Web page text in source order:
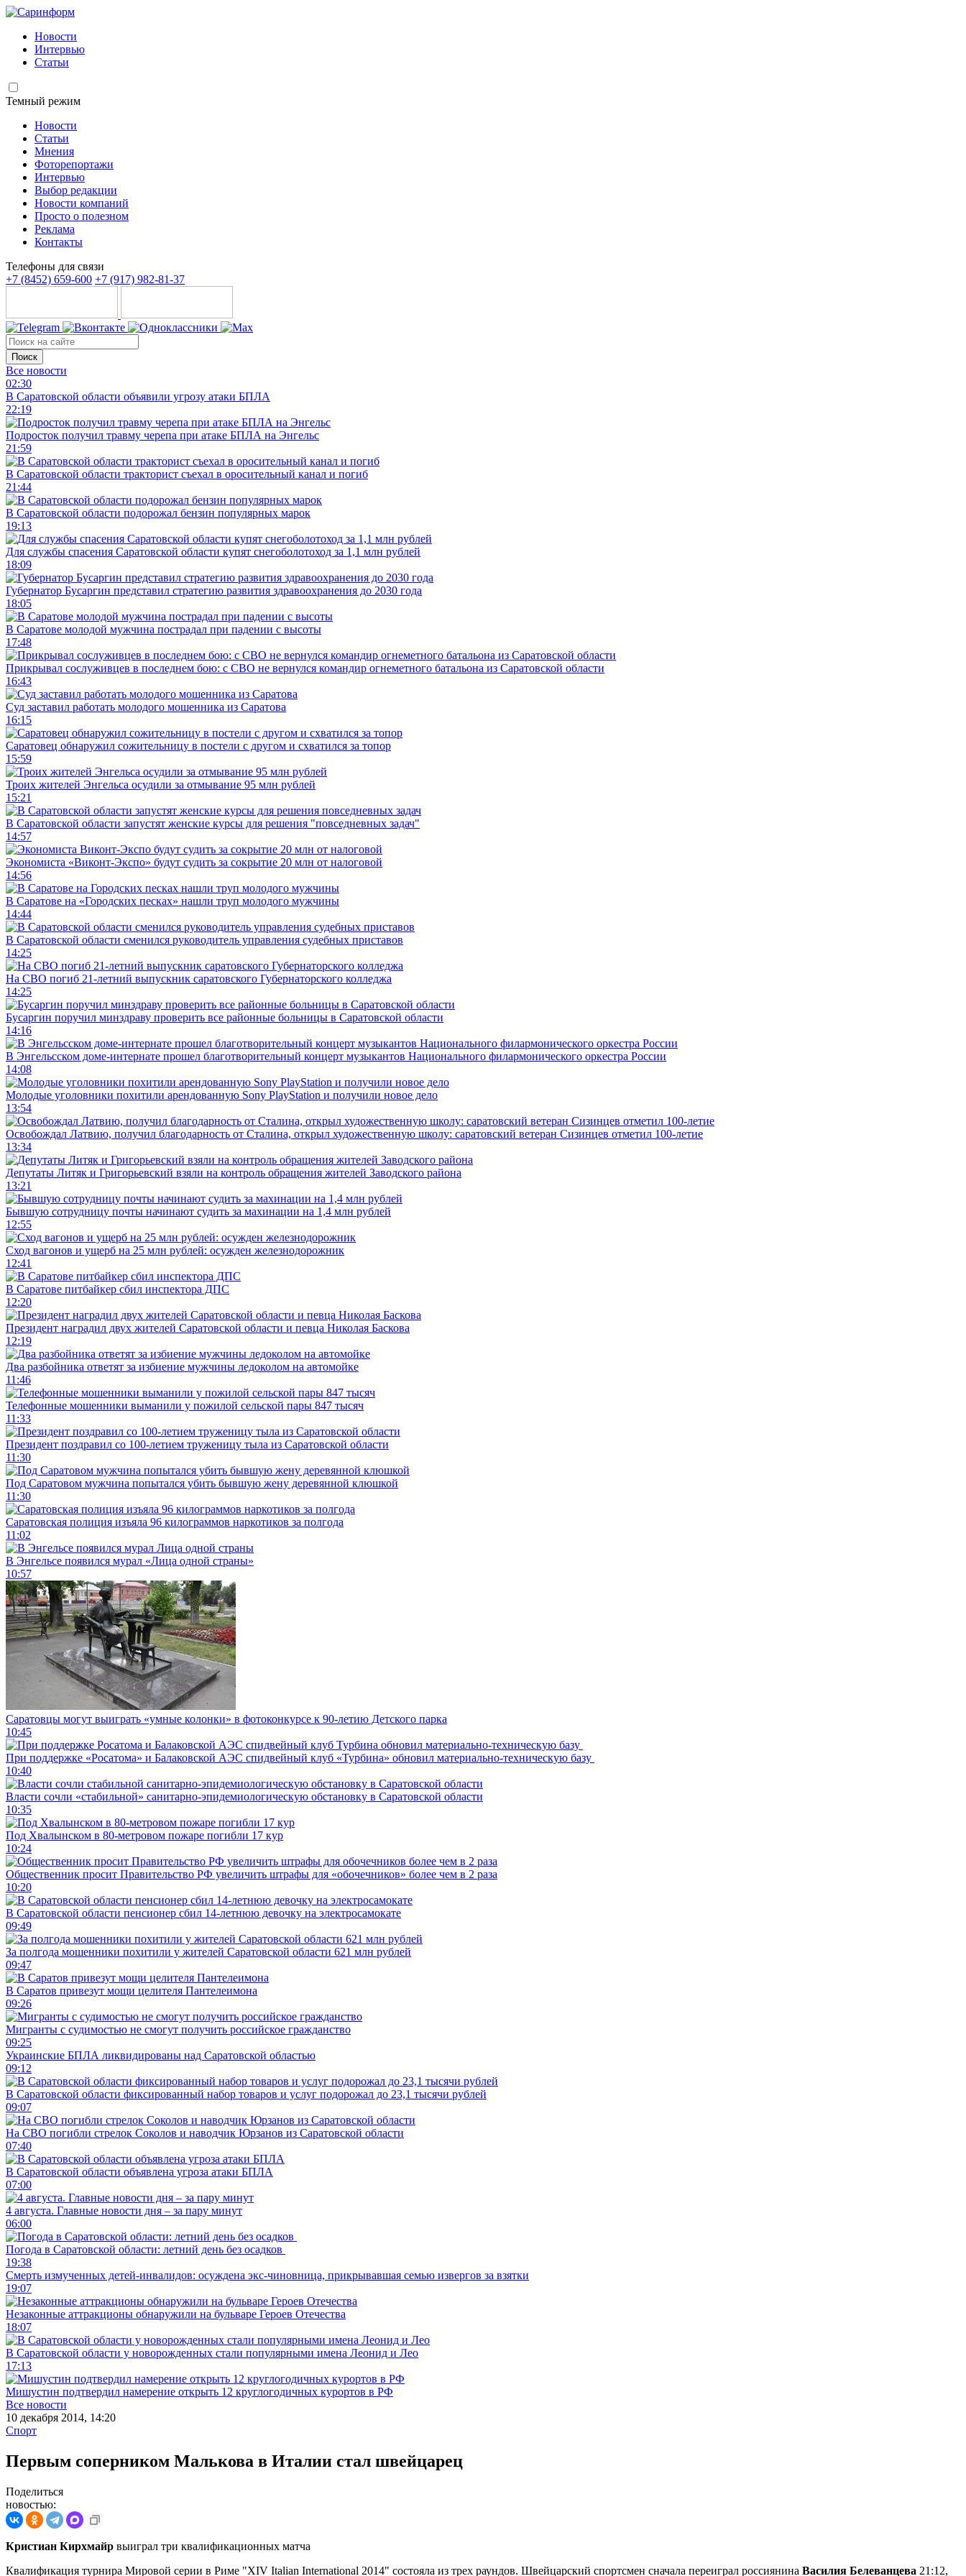
Новости
Интервью
Статьи
Темный режим
Новости
Статьи
Мнения
Фоторепортажи
Интервью
Выбор редакции
Новости компаний
Просто о полезном
Реклама
Контакты
Телефоны для связи
+7 (8452) 659-600 +7 (917) 982-81-37
Поиск
Все новости
02:30
В Саратовской области объявили угрозу атаки БПЛА
22:19
Подросток получил травму черепа при атаке БПЛА на Энгельс
21:59
В Саратовской области тракторист съехал в оросительный канал и погиб
21:44
В Саратовской области подорожал бензин популярных марок
19:13
Для службы спасения Саратовской области купят снегоболотоход за 1,1 млн рублей
18:09
Губернатор Бусаргин представил стратегию развития здравоохранения до 2030 года
18:05
В Саратове молодой мужчина пострадал при падении с высоты
17:48
Прикрывал сослуживцев в последнем бою: с СВО не вернулся командир огнеметного батальона из Саратовской области
16:43
Суд заставил работать молодого мошенника из Саратова
16:15
Саратовец обнаружил сожительницу в постели с другом и схватился за топор
15:59
Троих жителей Энгельса осудили за отмывание 95 млн рублей
15:21
В Саратовской области запустят женские курсы для решения "повседневных задач"
14:57
Экономиста «Виконт-Экспо» будут судить за сокрытие 20 млн от налоговой
14:56
В Саратове на «Городских песках» нашли труп молодого мужчины
14:44
В Саратовской области сменился руководитель управления судебных приставов
14:25
На СВО погиб 21-летний выпускник саратовского Губернаторского колледжа
14:25
Бусаргин поручил минздраву проверить все районные больницы в Саратовской области
14:16
В Энгельсском доме-интернате прошел благотворительный концерт музыкантов Национального филармонического оркестра России
14:08
Молодые уголовники похитили арендованную Sony PlayStation и получили новое дело
13:54
Освобождал Латвию, получил благодарность от Сталина, открыл художественную школу: саратовский ветеран Сизинцев отметил 100-летие
13:34
Депутаты Литяк и Григорьевский взяли на контроль обращения жителей Заводского района
13:21
Бывшую сотрудницу почты начинают судить за махинации на 1,4 млн рублей
12:55
Сход вагонов и ущерб на 25 млн рублей: осужден железнодорожник
12:41
В Саратове питбайкер сбил инспектора ДПС
12:20
Президент наградил двух жителей Саратовской области и певца Николая Баскова
12:19
Два разбойника ответят за избиение мужчины ледоколом на автомойке
11:46
Телефонные мошенники выманили у пожилой сельской пары 847 тысяч
11:33
Президент поздравил со 100-летием труженицу тыла из Саратовской области
11:30
Под Саратовом мужчина попытался убить бывшую жену деревянной клюшкой
11:30
Саратовская полиция изъяла 96 килограммов наркотиков за полгода
11:02
В Энгельсе появился мурал «Лица одной страны»
10:57
Саратовцы могут выиграть «умные колонки» в фотоконкурсе к 90-летию Детского парка
10:45
При поддержке «Росатома» и Балаковской АЭС спидвейный клуб «Турбина» обновил материально-техническую базу
10:40
Власти сочли «стабильной» санитарно-эпидемиологическую обстановку в Саратовской области
10:35
Под Хвалынском в 80-метровом пожаре погибли 17 кур
10:24
Общественник просит Правительство РФ увеличить штрафы для «обочечников» более чем в 2 раза
10:20
В Саратовской области пенсионер сбил 14-летнюю девочку на электросамокате
09:49
За полгода мошенники похитили у жителей Саратовской области 621 млн рублей
09:47
В Саратов привезут мощи целителя Пантелеимона
09:26
Мигранты с судимостью не смогут получить российское гражданство
09:25
Украинские БПЛА ликвидированы над Саратовской областью
09:12
В Саратовской области фиксированный набор товаров и услуг подорожал до 23,1 тысячи рублей
09:07
На СВО погибли стрелок Соколов и наводчик Юрзанов из Саратовской области
07:40
В Саратовской области объявлена угроза атаки БПЛА
07:00
4 августа. Главные новости дня – за пару минут
06:00
Погода в Саратовской области: летний день без осадков
19:38
Смерть измученных детей-инвалидов: осуждена экс-чиновница, прикрывавшая семью извергов за взятки
19:07
Незаконные аттракционы обнаружили на бульваре Героев Отечества
18:07
В Саратовской области у новорожденных стали популярными имена Леонид и Лео
17:13
Мишустин подтвердил намерение открыть 12 круглогодичных курортов в РФ
Все новости
10 декабря 2014, 14:20
Спорт
Первым соперником Малькова в Италии стал швейцарец
Поделиться
новостью:
Кристиан Кирхмайр выиграл три квалификационных матча
Квалификация турнира Мировой серии в Риме "XIV Italian International 2014" состояла из трех раундов. Швейцарский спортсмен сначала переиграл россиянина Василия Белеванцева 21:12,